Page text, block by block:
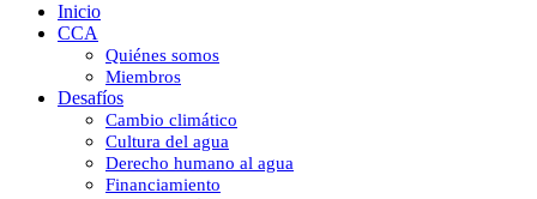
Inicio
CCA
Quiénes somos
Miembros
Desafíos
Cambio climático
Cultura del agua
Derecho humano al agua
Financiamiento